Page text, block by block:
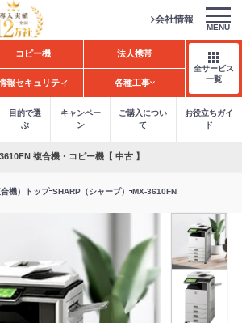
会社情報
MENU
コピー機 法人携帯
報セキュリティ 各種工事
全サービス
一覧
目的で選
ぶ
キャンペー
ン
ご購入につい
て
お役立ちガイ
ド
複合機・コピー機【 中古 】
機）トップ SHARP（シャープ） MX-3610FN